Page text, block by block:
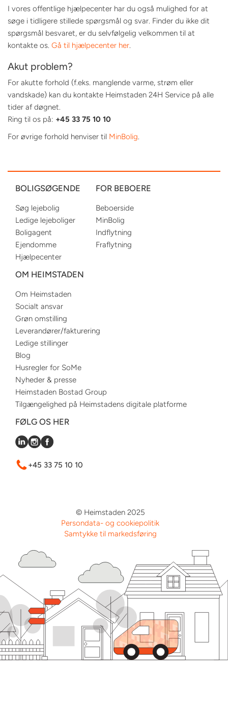
I vores offentlige hjælpecenter har du også mulighed for at
søge i tidligere stillede spørgsmål og svar. Finder du ikke dit
spørgsmål besvaret, er du selvfølgelig velkommen til at
kontakte os. Gå til hjælpecenter her.
Akut problem?
For akutte forhold (f.eks. manglende varme, strøm eller
vandskade) kan du kontakte Heimstaden 24H Service på alle
tider af døgnet.
Ring til os på: +45 33 75 10 10
For øvrige forhold henviser til MinBolig.
BOLIGSØGENDE
Søg lejebolig
Ledige lejeboliger
Boligagent
Ejendomme
Hjælpecenter
FOR BEBOERE
Beboerside
MinBolig
Indflytning
Fraflytning
OM HEIMSTADEN
Om Heimstaden
Socialt ansvar
Grøn omstilling
Leverandører/fakturering
Ledige stillinger
Blog
Husregler for SoMe
Nyheder & presse
Heimstaden Bostad Group
Tilgængelighed på Heimstadens digitale platforme
FØLG OS HER
+45 33 75 10 10
© Heimstaden 2025
Persondata- og cookiepolitik
Samtykke til markedsføring